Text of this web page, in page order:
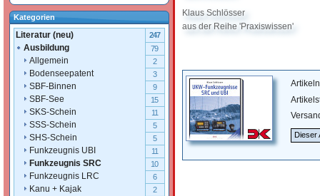
Klaus Schlösser
aus der Reihe 'Praxiswissen'
Dieser
Kategorien
Literatur (neu) 247
Ausbildung 79
Allgemein 2
Bodenseepatent 3
SBF-Binnen 9
SBF-See 15
SKS-Schein 11
SSS-Schein 5
SHS-Schein 5
Funkzeugnis UBI 11
Funkzeugnis SRC 10
Funkzeugnis LRC 6
Kanu + Kajak 2